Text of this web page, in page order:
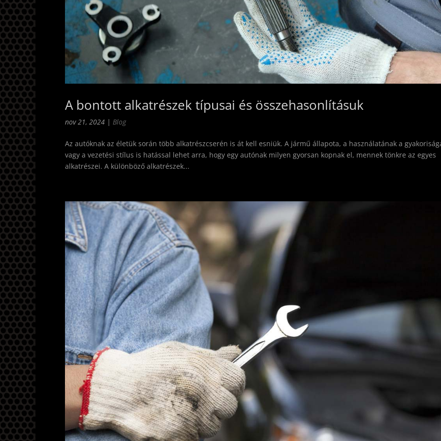
A bontott alkatrészek típusai és összehasonlításuk
nov 21, 2024 | Blog
Az autóknak az életük során több alkatrészcserén is át kell esniük. A jármű állapota, a használatának a
vagy a vezetési stílus is hatással lehet arra, hogy egy autónak milyen gyorsan kopnak el, mennek tönkre az egyes
alkatrészei. A különböző alkatrészek...